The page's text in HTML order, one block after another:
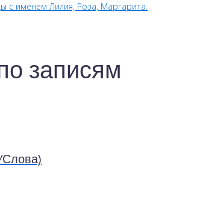
с именем Лилия, Роза, Маргарита.
записям